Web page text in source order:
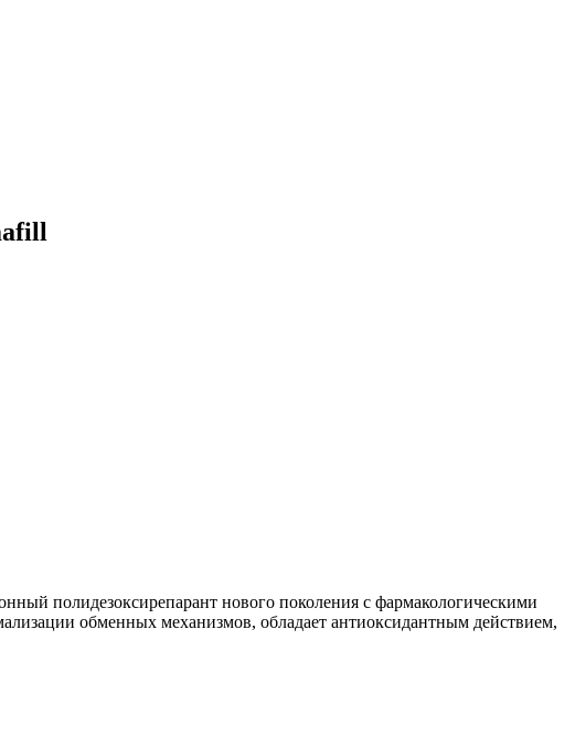
полидезоксирепарант нового поколения с фармакологическими
обменных механизмов, обладает антиоксидантным действием,